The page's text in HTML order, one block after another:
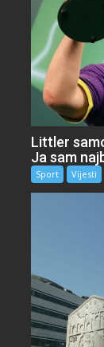
Littler
Ja sam
Sport Vijesti